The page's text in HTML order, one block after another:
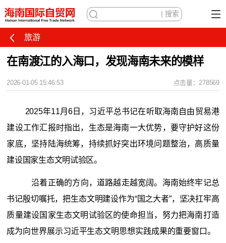
旅游
在南渡江的入海口，发现海南未来的模样
2026-01-05 15:46:53 点击量：278569
2025年11月6日，习近平总书记在听取海南自由贸易港
建设工作汇报时指出，生态是海南一大优势，要守护好这份
家底，坚持陆海统筹，持续抓好突出环境问题整治，高质量
建设国家生态文明试验区。
沿着正确的方向，道路越走越宽阔。海南始终牢记总
书记殷切嘱托，把生态文明建设作为“国之大者”，坚决扛牢高
质量建设国家生态文明试验区的使命担当，努力把海南打造
成为向世界展示习近平生态文明思想实践成果的重要窗口。